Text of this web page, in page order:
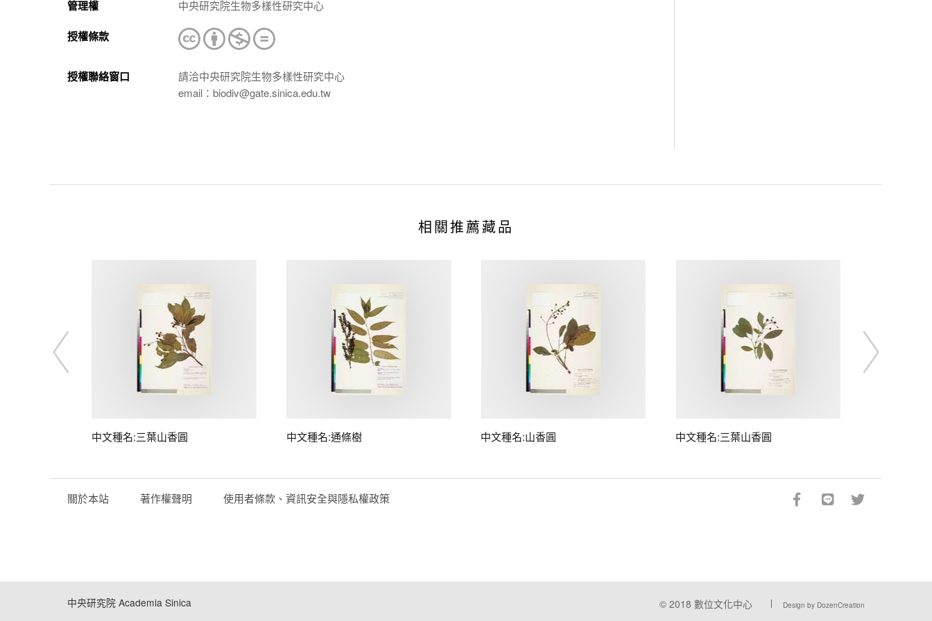
管理權 中央研究院生物多樣性研究中心
授權條款
授權聯絡窗口
請洽中央研究院生物多樣性研究中心
email：biodiv@gate.sinica.edu.tw
相關推薦藏品
中文種名:三葉山香圓 中文種名:通條樹 中文種名:山香圓 中文種名:三葉山香圓
關於本站 著作權聲明 使用者條款、資訊安全與隱私權政策
中央研究院 Academia Sinica © 2018 數位文化中心 Design by DozenCreation